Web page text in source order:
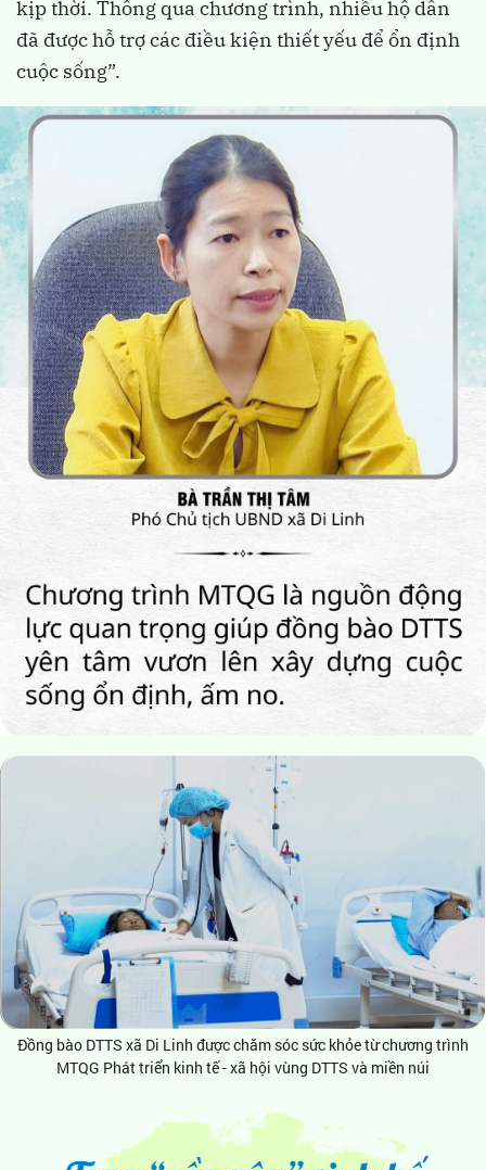
kịp thời. Thông qua chương trình, nhiều hộ dân
đã được hỗ trợ các điều kiện thiết yếu để ổn định
cuộc sống”.
Đồng bào DTTS xã Di Linh được chăm sóc sức khỏe từ chương trình
MTQG Phát triển kinh tế - xã hội vùng DTTS và miền núi